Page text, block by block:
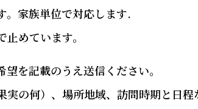
。家族単位で対応します.
めています。
望を記載のうえ送信ください。
実の何）、場所地域、訪問時期と日